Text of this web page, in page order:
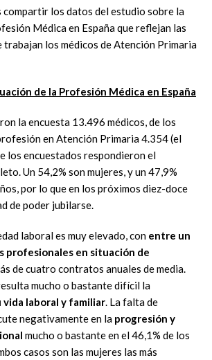
compartir los datos del estudio sobre la
Médica en España que reflejan las
trabajan los médicos de Atención Primaria
de la Profesión Médica en España
la encuesta 13.496 médicos, de los
en Atención Primaria 4.354 (el
los encuestados respondieron el
Un 54,2% son mujeres, y un 47,9%
por lo que en los próximos diez-doce
de poder jubilarse.
laboral es muy elevado, con entre un
profesionales en situación de
de cuatro contratos anuales de media.
mucho o bastante difícil la
vida laboral y familiar. La falta de
negativamente en la progresión y
mucho o bastante en el 46,1% de los
casos son las mujeres las más